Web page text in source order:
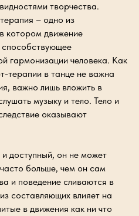
творчества.
– одно из
котором движение
способствующее
гармонизации человека. Как
терапии в танце не важна
важно лишь вложить в
музыку и тело. Тело и
оказывают
доступный, он не может
больше, чем он сам
и поведение сливаются в
составляющих влияет на
в движения как ни что